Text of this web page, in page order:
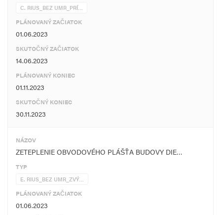
C. RIUS_BEZ UMR_PRÍ…
PLÁNOVANÝ ZAČIATOK
01.06.2023
SKUTOČNÝ ZAČIATOK
14.06.2023
PLÁNOVANÝ KONIEC
01.11.2023
SKUTOČNÝ KONIEC
30.11.2023
NÁZOV
ZETEPLENIE OBVODOVÉHO PLÁŠŤA BUDOVY DIE…
TYP
E. RIUS_BEZ UMR_ZVÝ…
PLÁNOVANÝ ZAČIATOK
01.06.2023